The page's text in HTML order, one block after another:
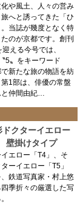
化や風土、人々の営み
へと誘ってきた「ひ
。当誌が幾度となく特
のが京都です。創刊
える今号では、
5〟をキーワード
新たな旅の物語を紡
第1部は、俳優の常盤
と仲間由紀…
クターイエロー
壁掛けタイプ
イエロー「T4」、そ
ーイエロー「T5」
鉄道写真家・村上悠
季折々の厳選した写